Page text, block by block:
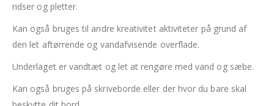
ridser og pletter.
Kan også bruges til andre kreativitet aktiviteter på grund af
den let aftørrende og vandafvisende overflade.
Underlaget er vandtæt og let at rengøre med vand og sæbe.
Kan også bruges på skriveborde eller der hvor du bare skal